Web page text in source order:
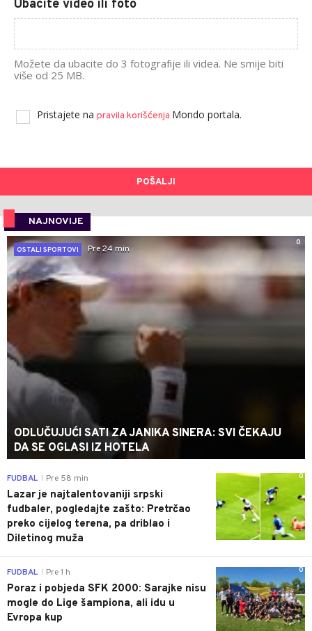
Ubacite video ili foto
Možete da ubacite do 3 fotografije ili videa. Ne smije biti
više od 25 MB.
Pristajete na pravila korišćenja Mondo portala.
POŠALJI
NAJNOVIJE
0
OSTALI SPORTOVI
Pre 24 min
ODLUČUJUĆI SATI ZA JANIKA SINERA: SVI ČEKAJU
DA SE OGLASI IZ HOTELA
0
FUDBAL Pre 58 min
Lazar je najtalentovaniji srpski
fudbaler, pogledajte zašto: Pretrčao
preko cijelog terena, pa driblao i
Diletinog muža
0
FUDBAL Pre 1 h
Poraz i pobjeda SFK 2000: Sarajke nisu
mogle do Lige šampiona, ali idu u
Evropa kup